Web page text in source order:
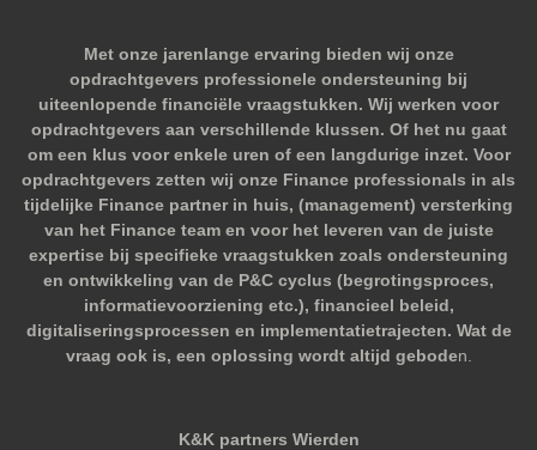
Met onze jarenlange ervaring bieden wij onze
opdrachtgevers professionele ondersteuning bij
uiteenlopende financiële vraagstukken. Wij werken voor
opdrachtgevers aan verschillende klussen. Of het nu gaat
om een klus voor enkele uren of een langdurige inzet. Voor
opdrachtgevers zetten wij onze Finance professionals in als
tijdelijke Finance partner in huis, (management) versterking
van het Finance team en voor het leveren van de juiste
expertise bij specifieke vraagstukken zoals ondersteuning
en ontwikkeling van de P&C cyclus (begrotingsproces,
informatievoorziening etc.), financieel beleid,
digitaliseringsprocessen en implementatietrajecten. Wat de
vraag ook is, een oplossing wordt altijd geboden.
K&K partners Wierden